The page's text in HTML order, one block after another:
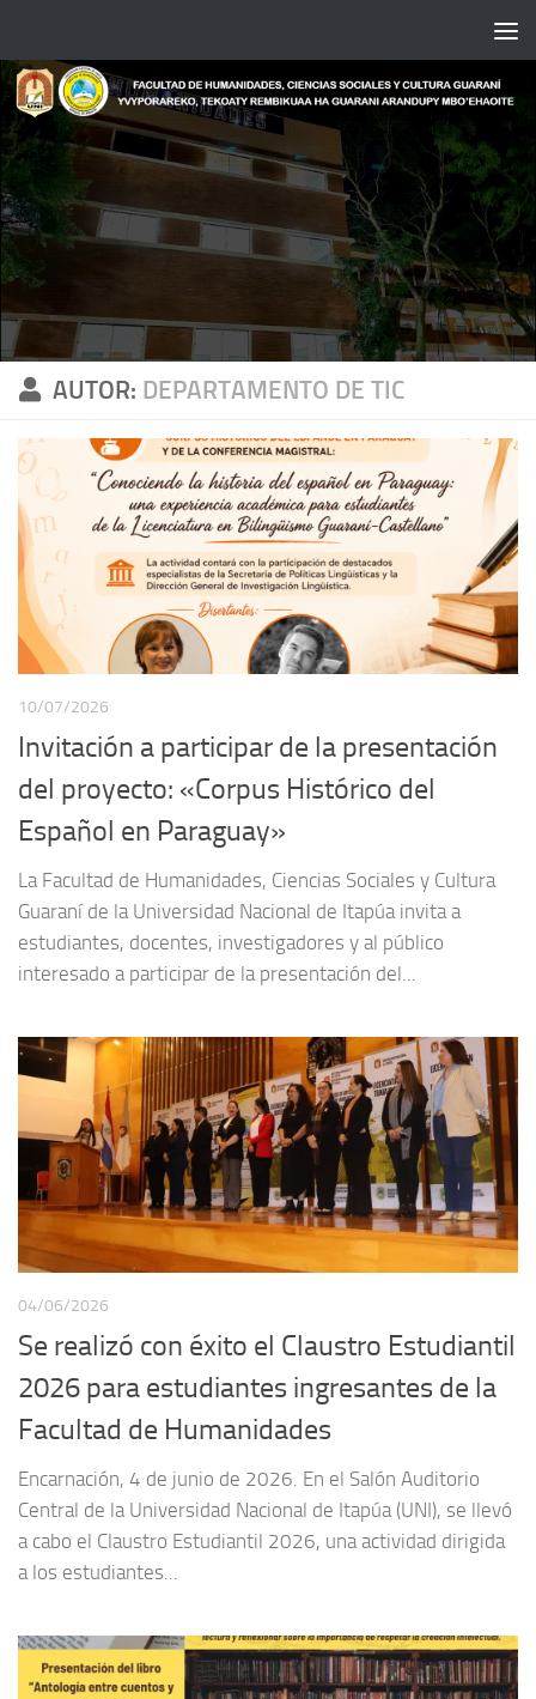
AUTOR: DEPARTAMENTO DE TIC
10/07/2026
Invitación a participar de la presentación
del proyecto: «Corpus Histórico del
Español en Paraguay»
La Facultad de Humanidades, Ciencias Sociales y Cultura
Guaraní de la Universidad Nacional de Itapúa invita a
estudiantes, docentes, investigadores y al público
interesado a participar de la presentación del...
04/06/2026
Se realizó con éxito el Claustro Estudiantil
2026 para estudiantes ingresantes de la
Facultad de Humanidades
Encarnación, 4 de junio de 2026. En el Salón Auditorio
Central de la Universidad Nacional de Itapúa (UNI), se llevó
a cabo el Claustro Estudiantil 2026, una actividad dirigida
a los estudiantes...